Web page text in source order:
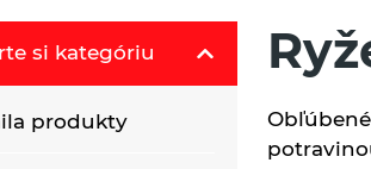
si kategóriu
produkty